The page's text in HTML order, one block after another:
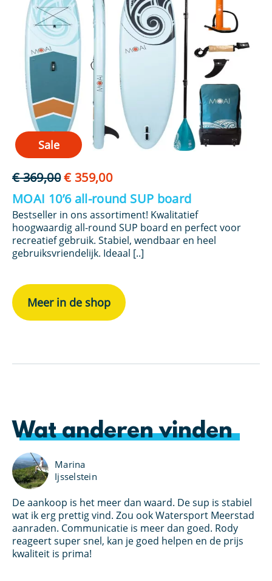
Sale
€369,00Oorspronkelijke
prijs
was:
€ 369,00.
€359,00Huidige
prijs
is:
€ 359,00.
MOAI 10’6 all-round SUP board
Bestseller in ons assortiment! Kwalitatief
hoogwaardig all-round SUP board en perfect voor
recreatief gebruik. Stabiel, wendbaar en heel
gebruiksvriendelijk. Ideaal [..]
Meer in de shop
Wat anderen vinden
Marina
Ijsselstein
De aankoop is het meer dan waard. De sup is stabiel
wat ik erg prettig vind. Zou ook Watersport Meerstad
aanraden. Communicatie is meer dan goed. Rody
reageert super snel, kan je goed helpen en de prijs
kwaliteit is prima!